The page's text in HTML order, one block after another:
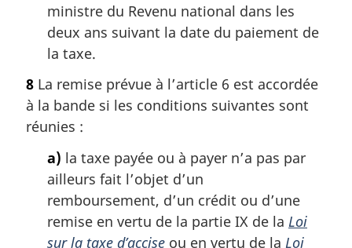
ministre du Revenu national dans les
deux ans suivant la date du paiement de
la taxe.
8 La remise prévue à l’article 6 est accordée
à la bande si les conditions suivantes sont
réunies :
a) la taxe payée ou à payer n’a pas par
ailleurs fait l’objet d’un
remboursement, d’un crédit ou d’une
remise en vertu de la partie IX de la Loi
sur la taxe d’accise ou en vertu de la Loi